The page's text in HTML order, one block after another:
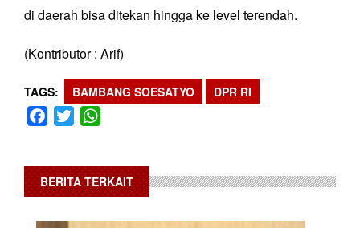
di daerah bisa ditekan hingga ke level terendah.
(Kontributor : Arif)
TAGS BAMBANG SOESATYO DPR RI
Facebook
Twitter
BERITA TERKAIT